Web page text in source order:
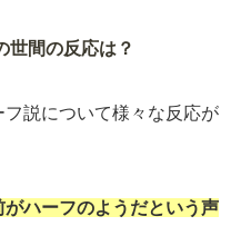
間の反応は？
説について様々な反応が
ハーフのようだという声